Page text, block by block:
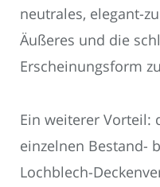
neutrales, elegant-
Äußeres und die
Erscheinungsform
Ein weiterer Vorteil:
einzelnen Bestand-
Lochblech-